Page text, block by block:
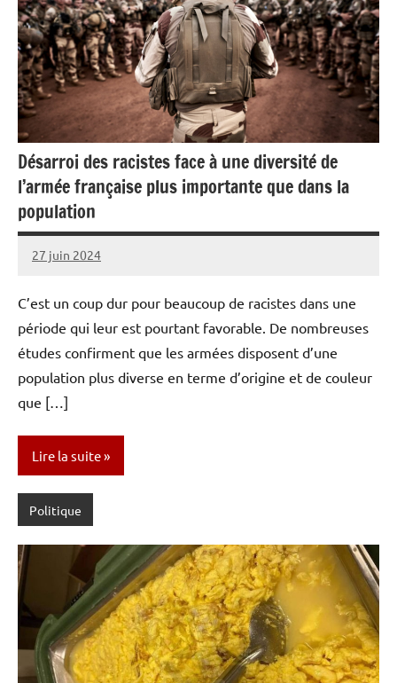
Désarroi des racistes face à une diversité de
l’armée française plus importante que dans la
population
27 juin 2024
Caporal
Aucun
C’est un coup dur pour beaucoup de racistes dans une
période qui leur est pourtant favorable. De nombreuses
études confirment que les armées disposent d’une
population plus diverse en terme d’origine et de couleur
que […]
Lire la suite
Politique